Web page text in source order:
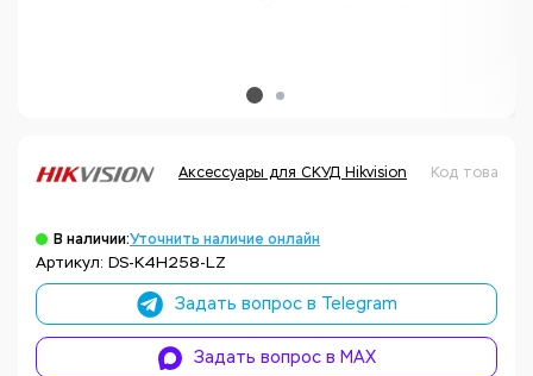
Аксессуары для СКУД Hikvision Код товара:
В наличии:Уточнить наличие онлайн
Артикул: DS-K4H258-LZ
Задать вопрос в Telegram
Задать вопрос в MAX